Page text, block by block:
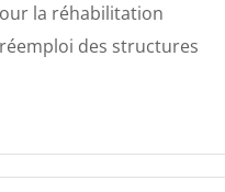
la réhabilitation
des structures